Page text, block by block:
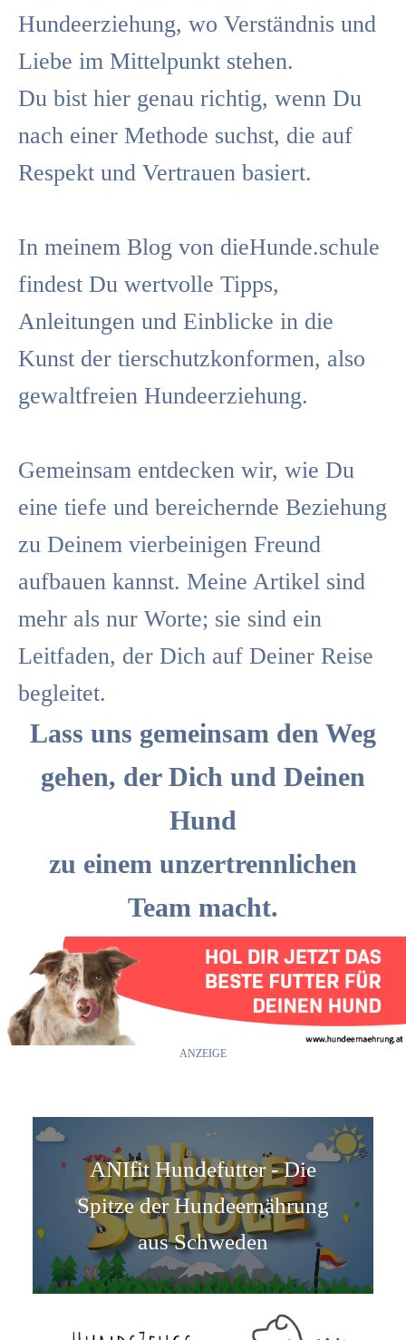
Hundeerziehung, wo Verständnis und
Liebe im Mittelpunkt stehen.
Du bist hier genau richtig, wenn Du
nach einer Methode suchst, die auf
Respekt und Vertrauen basiert.
In meinem Blog von dieHunde.schule
findest Du wertvolle Tipps,
Anleitungen und Einblicke in die
Kunst der tierschutzkonformen, also
gewaltfreien Hundeerziehung.
Gemeinsam entdecken wir, wie Du
eine tiefe und bereichernde Beziehung
zu Deinem vierbeinigen Freund
aufbauen kannst. Meine Artikel sind
mehr als nur Worte; sie sind ein
Leitfaden, der Dich auf Deiner Reise
begleitet.
Lass uns gemeinsam den Weg
gehen, der Dich und Deinen
Hund
zu einem unzertrennlichen
Team macht.
ANZEIGE
ANIfit Hundefutter - Die
Spitze der Hundeernährung
aus Schweden